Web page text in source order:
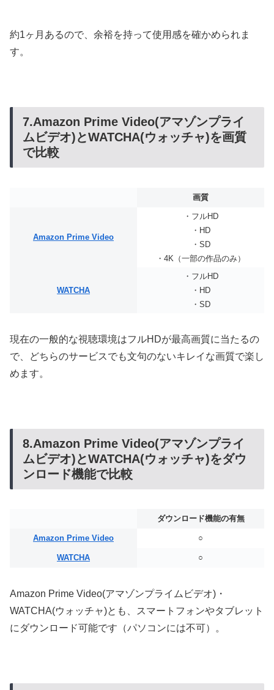
約1ヶ月あるので、余裕を持って使用感を確かめられま
す。
7.Amazon Prime Video(アマゾンプライ
ムビデオ)とWATCHA(ウォッチャ)を画質
で比較
画質
Amazon Prime Video
・フルHD
・HD
・SD
・4K（一部の作品のみ）
WATCHA
・フルHD
・HD
・SD
現在の一般的な視聴環境はフルHDが最高画質に当たるの
で、どちらのサービスでも文句のないキレイな画質で楽し
めます。
8.Amazon Prime Video(アマゾンプライ
ムビデオ)とWATCHA(ウォッチャ)をダウ
ンロード機能で比較
ダウンロード機能の有無
Amazon Prime Video ○
WATCHA ○
Amazon Prime Video(アマゾンプライムビデオ)・
WATCHA(ウォッチャ)とも、スマートフォンやタブレット
にダウンロード可能です（パソコンには不可）。